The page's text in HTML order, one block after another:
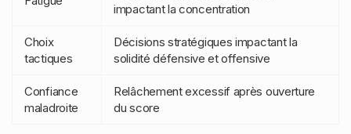
impactant la concentration
Choix
tactiques
Décisions stratégiques impactant la
solidité défensive et offensive
Confiance
maladroite
Relâchement excessif après ouverture
du score